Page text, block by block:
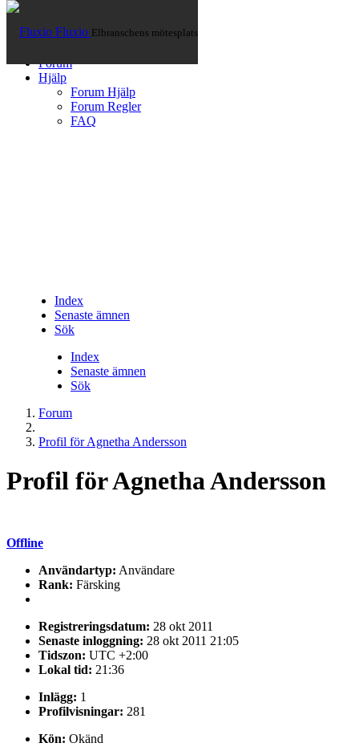
Fluxio Elbranschens mötesplats
Hem
Forum
Hjälp
Forum Hjälp
Forum Regler
FAQ
Index
Senaste ämnen
Sök
Index
Senaste ämnen
Sök
Forum
Profil för Agnetha Andersson
Profil för Agnetha Andersson
Offline
Användartyp: Användare
Rank: Färsking
Registreringsdatum: 28 okt 2011
Senaste inloggning: 28 okt 2011 21:05
Tidszon: UTC +2:00
Lokal tid: 21:36
Inlägg: 1
Profilvisningar: 281
Kön: Okänd